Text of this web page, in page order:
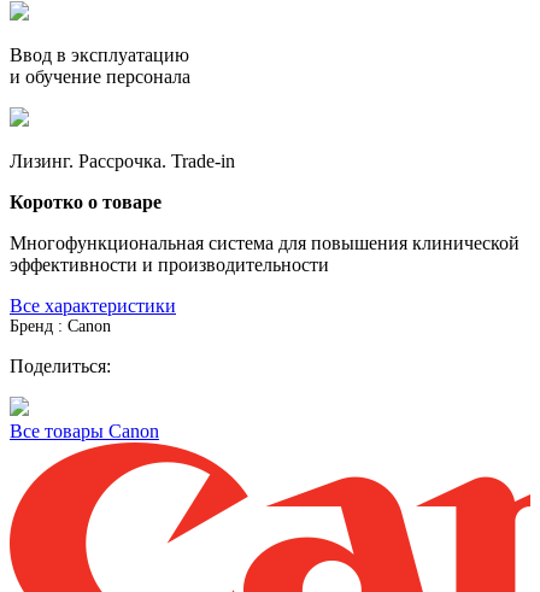
Ввод в эксплуатацию
и обучение персонала
Лизинг. Рассрочка. Trade-in
Коротко о товаре
Многофункциональная система для повышения клинической
эффективности и производительности
Все характеристики
Бренд : Canon
Поделиться:
Все товары Canon